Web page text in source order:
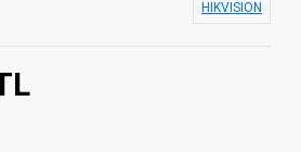
HIKVISION